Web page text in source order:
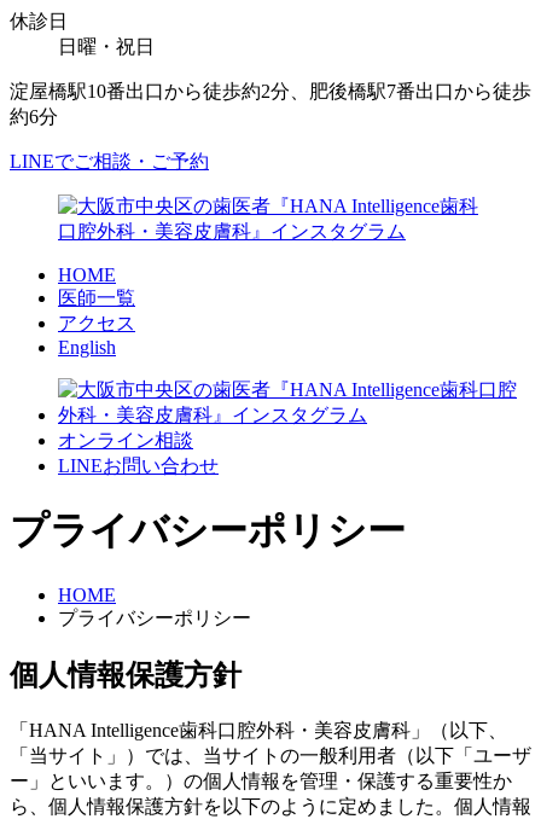
休診日
日曜・祝日
淀屋橋駅10番出口から徒歩約2分、肥後橋駅7番出口から徒歩
約6分
LINEでご相談・ご予約
HOME
医師一覧
アクセス
English
オンライン相談
LINEお問い合わせ
プライバシーポリシー
HOME
プライバシーポリシー
個人情報保護方針
「HANA Intelligence歯科口腔外科・美容皮膚科」（以下、
「当サイト」）では、当サイトの一般利用者（以下「ユーザ
ー」といいます。）の個人情報を管理・保護する重要性か
ら、個人情報保護方針を以下のように定めました。個人情報